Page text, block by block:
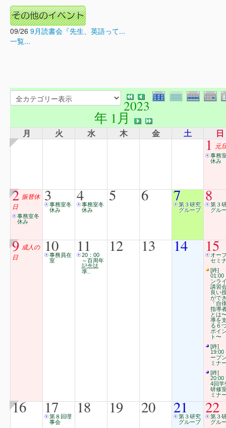
09/26 9月読書会『先生、英語って...
一覧...
2023
年 1月
月 火 水 木 金 土 日
1 元
事務
休み
2 振替休
日
事務室冬
休み
3事務室冬
休み
4事務室冬
休み
5 6 7第３研究
グループ
8第３
グル
9 成人の
日
10
事務員在
室
11
20：00
～百周年
記念誌
準..
12 13 14 15
オー
セミ
[終]
01:00
ンラ
講習
良い
がで
「自
指導
とは
導を
る６
ポイ
ト〜
[終]
19:00
ープ
ミナ
[終]
20:00
4回学
研修
ミナ
16 17
第８回理
事会
18 19 20 21
第３研究
グループ
22
第３
グル